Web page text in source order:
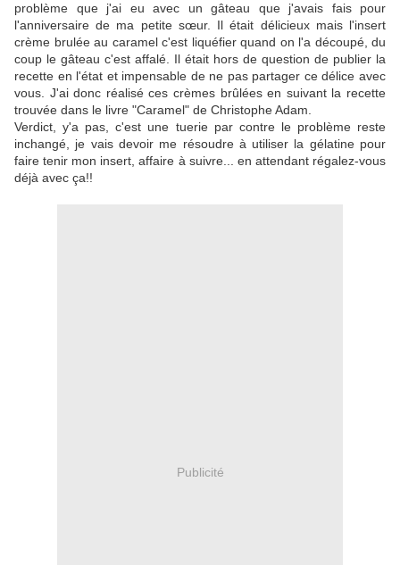
problème que j'ai eu avec un gâteau que j'avais fais pour
l'anniversaire de ma petite sœur. Il était délicieux mais l'insert
crème brulée au caramel c'est liquéfier quand on l'a découpé, du
coup le gâteau c'est affalé. Il était hors de question de publier la
recette en l'état et impensable de ne pas partager ce délice avec
vous. J'ai donc réalisé ces crèmes brûlées en suivant la recette
trouvée dans le livre "Caramel" de Christophe Adam.
Verdict, y'a pas, c'est une tuerie par contre le problème reste
inchangé, je vais devoir me résoudre à utiliser la gélatine pour
faire tenir mon insert, affaire à suivre... en attendant régalez-vous
déjà avec ça!!
Publicité